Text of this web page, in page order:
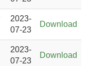
2023-
07-23
Download
2023-
07-23
Download